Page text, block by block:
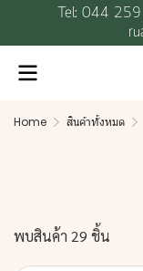
Tel: 044
Home สินค้าทั้งหมด
พบสินค้า 29 ชิ้น